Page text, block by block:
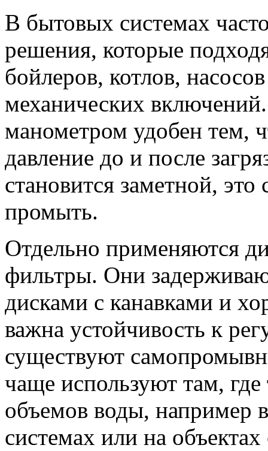
В бытовых системах
решения, которые
бойлеров, котлов,
механических
манометром удобен тем,
давление до и после
становится заметной,
промыть.
Отдельно применяются
фильтры. Они
дисками с канавками и
важна устойчивость к
существуют
чаще используют там,
объемов воды, например
системах или на